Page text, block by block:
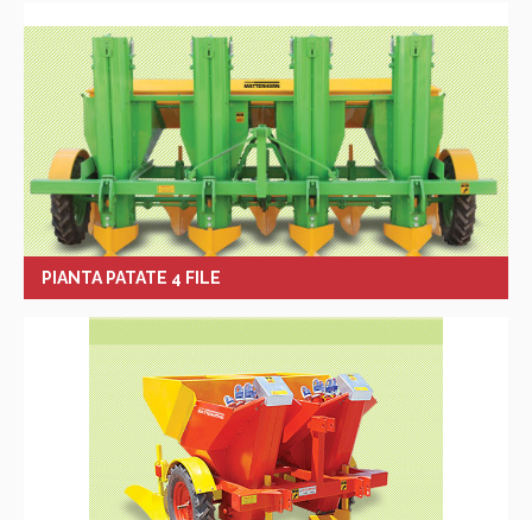
PIANTA PATATE 4 FILE